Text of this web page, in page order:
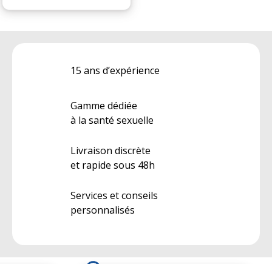
15 ans d’expérience
Gamme dédiée
à la santé sexuelle
Livraison discrète
et rapide sous 48h
Services et conseils
personnalisés